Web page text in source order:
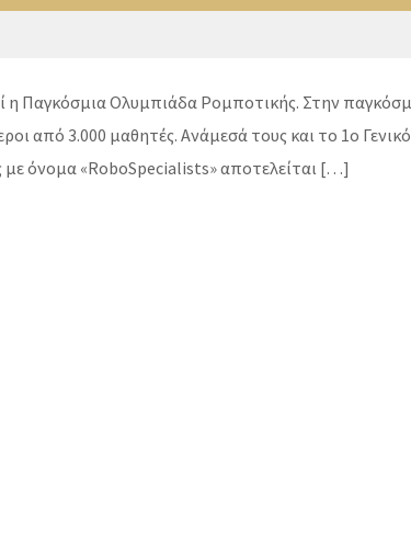
η Παγκόσμια Ολυμπιάδα Ρομποτικής. Στην
από 3.000 μαθητές. Ανάμεσά τους και το 1ο Γενικό
με όνομα «RoboSpecialists» αποτελείται […]